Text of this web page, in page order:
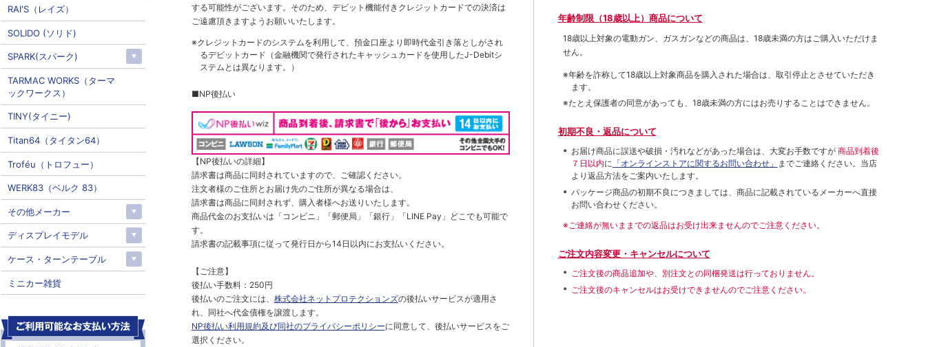
する可能性がございます。そのため、デビット機能付きクレジットカードでの決済は
ご遠慮頂きますようお願いいたします。
※クレジットカードのシステムを利用して、預金口座より即時代金引き落としがされ
るデビットカード（金融機関で発行されたキャッシュカードを使用したJ-Debitシ
ステムとは異なります。）
■NP後払い
【NP後払いの詳細】
請求書は商品に同封されていますので、ご確認ください。
注文者様のご住所とお届け先のご住所が異なる場合は、
請求書は商品に同封されず、購入者様へお送りいたします。
商品代金のお支払いは「コンビニ」「郵便局」「銀行」「LINE Pay」どこでも可能で
す。
請求書の記載事項に従って発行日から14日以内にお支払いください。
【ご注意】
後払い手数料：250円
後払いのご注文には、 株式会社ネットプロテクションズの後払いサービスが適用さ
れ、同社へ代金債権を譲渡します。
NP後払い利用規約及び同社のプライバシーポリシーに同意して、後払いサービスをご
選択ください。
年齢制限（18歳以上）商品について
18歳以上対象の電動ガン、ガスガンなどの商品は、18歳未満の方はご購入いただけま
せん。
※年齢を詐称して18歳以上対象商品を購入された場合は、取引停止とさせていただき
ます。
※たとえ保護者の同意があっても、18歳未満の方にはお売りすることはできません。
初期不良・返品について
お届け商品に誤送や破損・汚れなどがあった場合は、大変お手数ですが 商品到着後
７日以内に 「オンラインストアに関するお問い合わせ」 までご連絡ください。当店
より返品方法をご案内いたします。
パッケージ商品の初期不良につきましては、商品に記載されているメーカーへ直接
お問い合わせください。
※ご連絡が無いままでの返品はお受け出来ませんのでご注意ください。
ご注文内容変更・キャンセルについて
ご注文後の商品追加や、別注文との同梱発送は行っておりません。
ご注文後のキャンセルはお受けできませんのでご注意ください。
RAI'S（レイズ）
SOLIDO (ソリド)
SPARK(スパーク)
TARMAC WORKS（ターマ
ックワークス）
TINY(タイニー)
Titan64（タイタン64）
Troféu（トロフュー）
WERK83（ベルク 83）
その他メーカー
ディスプレイモデル
ケース・ターンテーブル
ミニカー雑貨